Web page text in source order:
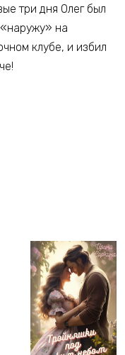
три дня Олег был
на
клубе, и избил